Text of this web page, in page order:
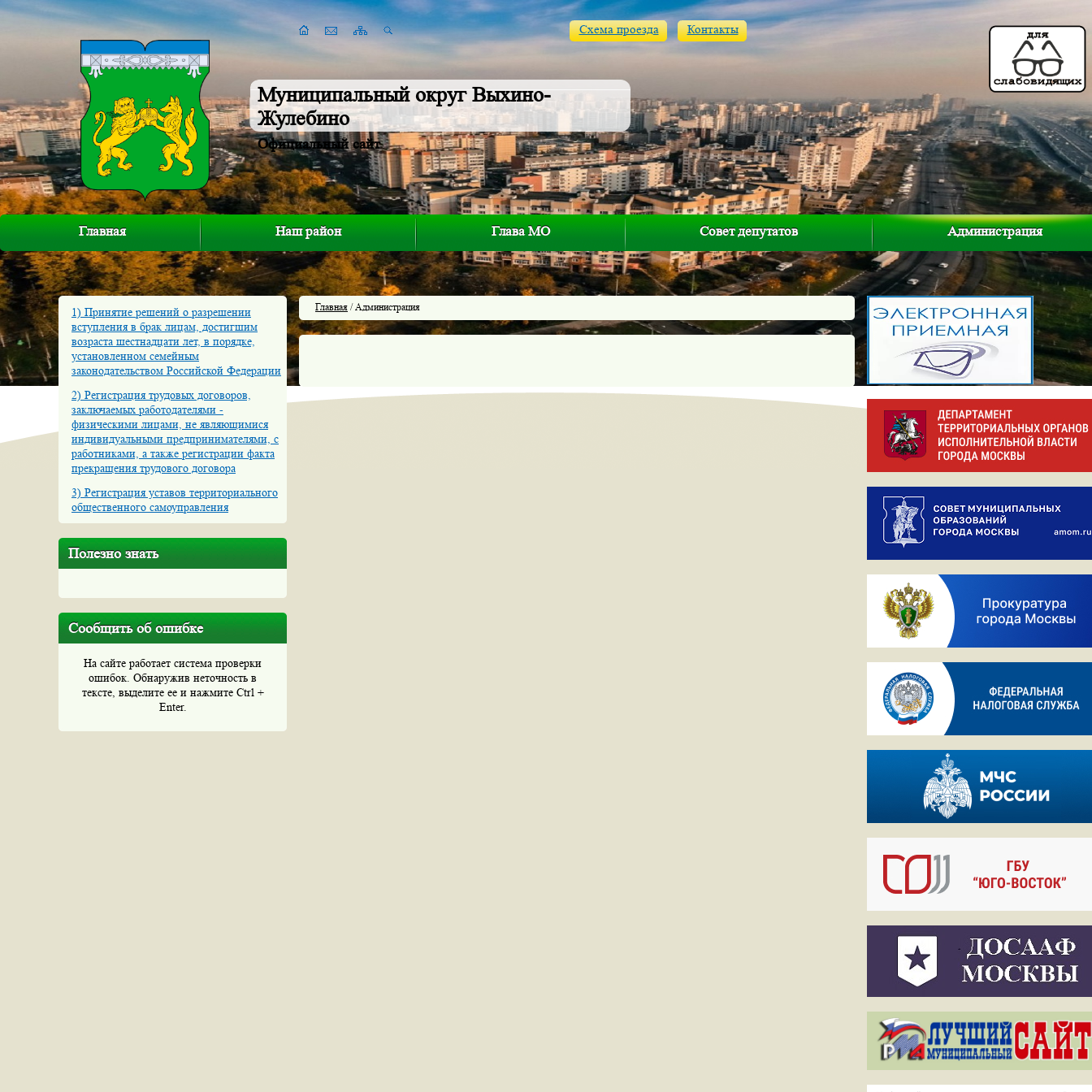
Муниципальный округ Выхино-
Жулебино
Официальный сайт
Схема проезда Контакты
Главная Наш район Глава МО Совет депутатов Администрация
1) Принятие решений о разрешении
вступления в брак лицам, достигшим
возраста шестнадцати лет, в порядке,
установленном семейным
законодательством Российской Федерации
2) Регистрация трудовых договоров,
заключаемых работодателями -
физическими лицами, не являющимися
индивидуальными предпринимателями, с
работниками, а также регистрации факта
прекращения трудового договора
3) Регистрация уставов территориального
общественного самоуправления
Полезно знать
Сообщить об ошибке
На сайте работает система проверки
ошибок. Обнаружив неточность в
тексте, выделите ее и нажмите Ctrl +
Enter.
Главная / Администрация